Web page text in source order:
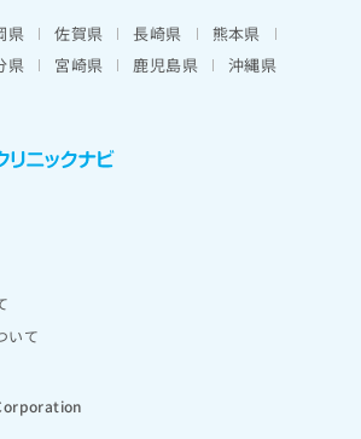
県 佐賀県 長崎県
熊本県
県
宮崎県 鹿児島県 沖縄県
いて